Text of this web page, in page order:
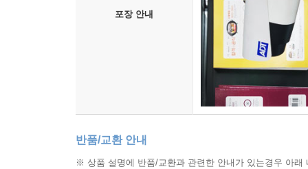
포장 안내
반품/교환 안내
※ 상품 설명에 반품/교환과 관련한 안내가 있는경우 아